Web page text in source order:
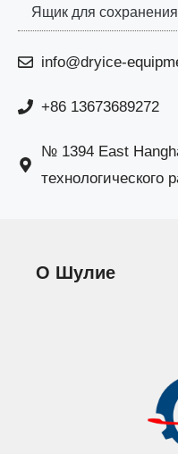
Ящик для сохранения
info@dryice-
+86 13673689272
№ 1394 East
технологического
О Шулие